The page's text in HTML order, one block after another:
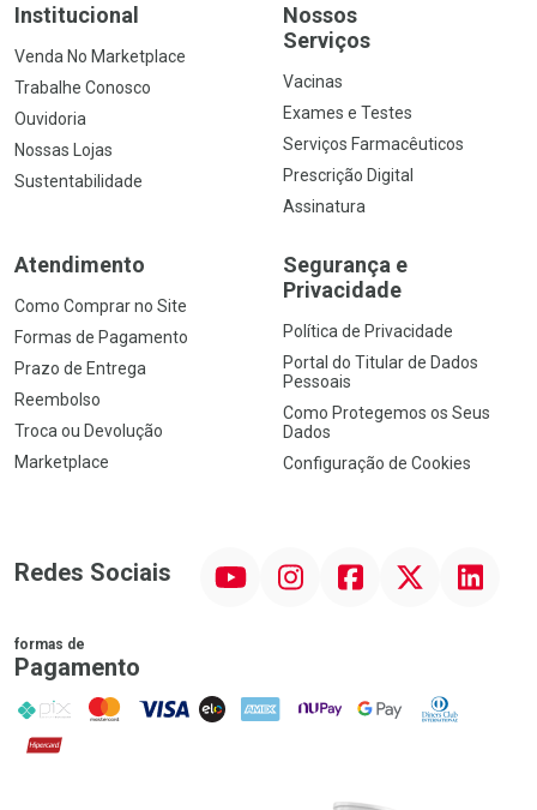
Institucional
Venda No Marketplace
Trabalhe Conosco
Ouvidoria
Nossas Lojas
Sustentabilidade
Nossos
Serviços
Vacinas
Exames e Testes
Serviços Farmacêuticos
Prescrição Digital
Assinatura
Atendimento
Como Comprar no Site
Formas de Pagamento
Prazo de Entrega
Reembolso
Troca ou Devolução
Marketplace
Segurança e
Privacidade
Política de Privacidade
Portal do Titular de Dados
Pessoais
Como Protegemos os Seus
Dados
Configuração de Cookies
Redes Sociais InstagramFacebook Linkedin
formas de
Pagamento
PIX MasterCard
VISA ELO AMEX NuPay Google PayDiners Club
Hipercard